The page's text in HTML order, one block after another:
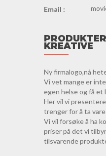
Email :
KREATIVE
Ny firmalogo,nå
Vi vet mange er
egen helse og få et
Her vil vi
trenger for å ta
Vi vil forsøke å ha
priser på det vi
tilsvarende